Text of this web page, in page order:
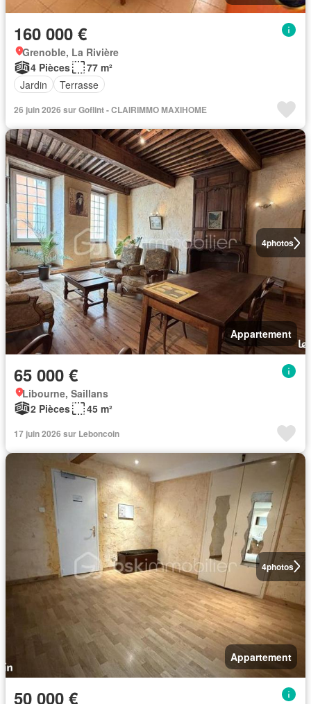
160 000 €
Grenoble, La Rivière
4 Pièces
77 m²
Jardin
Terrasse
26 juin 2026 sur Goflint - CLAIRIMMO MAXIHOME
4photos
Appartement
65 000 €
Libourne, Saillans
2 Pièces
45 m²
17 juin 2026 sur Leboncoin
4photos
Appartement
50 000 €